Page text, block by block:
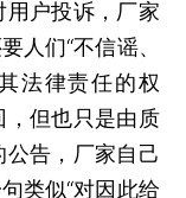
户投诉，厂家
人们“不信谣、
法律责任的权
，但也只是由质
告，厂家自己
类似“对因此给